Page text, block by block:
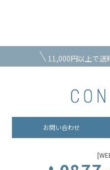
11,000円以上で送
お問い合わせ